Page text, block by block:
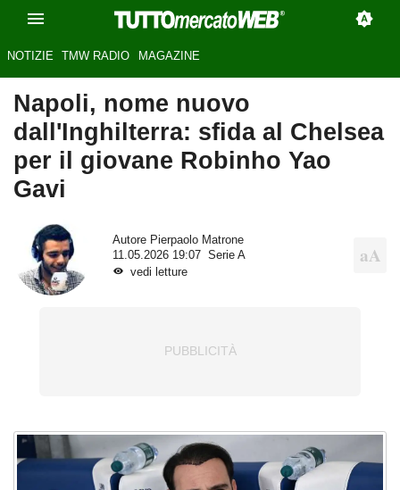
NOTIZIE TMW RADIO MAGAZINE
Napoli, nome nuovo
dall'Inghilterra: sfida al Chelsea
per il giovane Robinho Yao
Gavi
Autore Pierpaolo Matrone
11.05.2026 19:07
Serie A
vedi letture